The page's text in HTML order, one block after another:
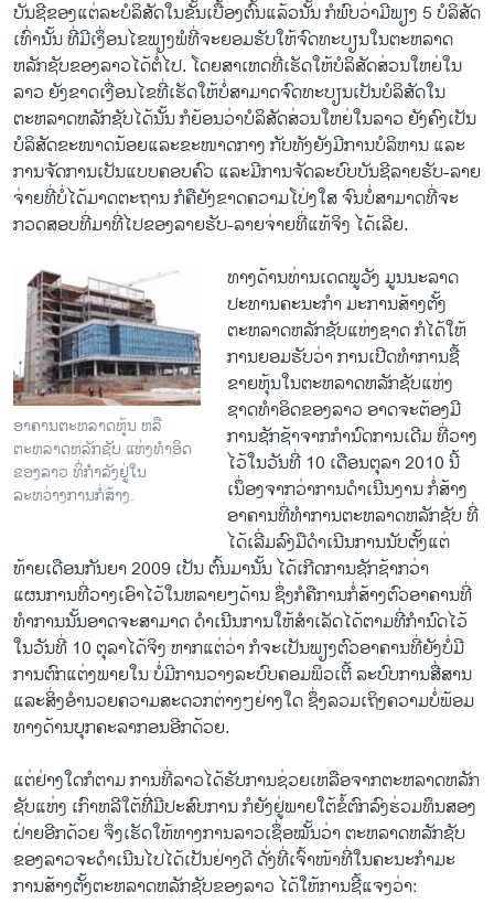
ບັນຊີ​ຂອງ​ແຕ່​ລະ​ບໍລິສັດ​ໃນ​ຂັ້ນ​ເບື້ອງ​ຕົ້ນແລ້ວ​ນັ້ນ ກໍ​ພົບ​ວ່າ​ມີ​ພຽງ 5 ບໍລິສັດ​
ເທົ່າ​ນັ້ນ ​ທີ່​ມີ​ເງຶ່​ອນ​ໄຂ​ພຽງພໍ​ທີ່​ຈະ​ຍອມຮັບ​ໃຫ້​ຈົດ​ທະບຽນ​ໃນ​ຕະຫລາດ​
ຫລັກ​ຊັບ​ຂອງ​ລາວ​ໄດ້​ຕໍ່​ໄປ. ​ໂດຍສາ​ເຫດ​ທີ່​ເຮັດ​ໃຫ້​ບໍລິສັດ​ສ່ວນ​ໃຫຍ່​ໃນ​
ລາວ ​ຍັງ​ຂາດ​ເງື່ອນ​ໄຂ​ທີ່​ເຮັດ​ໃຫ້​ບໍ່​ສາມາດ​ຈົດ​ທະບຽນ​ເປັນ​ບໍລິສັດ​ໃນ​
ຕະຫລາດ​ຫລັກ​ຊັບ​ໄດ້​ນັ້ນ ກໍ​ຍ້ອນ​ວ່າ​ບໍລິສັດ​ສ່ວນ​ໃຫຍ່​ໃນ​ລາວ​ ຍັງ​ຄົງ​ເປັນ​
ບໍລິສັດ​ຂະໜາດນ້ອຍແລະ​ຂະໜາດ​ກາງ ກັບ​ທັງ​ຍັງ​ມີ​ການ​ບໍ​ລິ​ຫານ ແລະ
ການ​ຈັດການ​ເປັນ​ແບບ​ຄອບຄົວ​ ແລະ​ມີ​ການຈັດ​ລະບົບບັນຊີ​ລາຍ​ຮັບ-ລາຍ​
ຈ່າຍ​ທີ່​ບໍ່​ໄດ້​ມາດຕະຖານ ກໍ​ຄື​ຍັງ​ຂາດ​ຄວາມ​ໂປ່​ງ​ໃສ​ ຈົນ​ບໍ່​ສາມາດ​ທີ່​ຈະ​
ກວດ​ສອບ​ທີ່ມາ​ທີ່​ໄປຂອງ​ລາຍ​ຮັບ-ລາຍ​ຈ່າຍ​ທີ່​ແທ້​ຈິງ​ ໄດ້​ເລີ​ຍ.
ອາຄານຕະຫລາດຫຸ້ນ ຫລື
ຕະຫລາດຫລັກຊັບ ແຫ່ງທຳອິດ
ຂອງລາວ ທິ່ກໍາລັງຢູ່ໃນ
ລະຫວ່າງການກໍ່ສ້າງ.
ທາງ​ດ້ານ​ທ່ານ​ເດດ​ພູ​ວັງ ມູນ​ນະລາດ
ປະທານ​ຄະນະ​ກໍາ ມະການ​ສ້າງ​ຕັ້ງ​
ຕະຫລາດ​ຫລັກ​ຊັບ​ແຫ່ງ​ຊາດ​ ກໍ​ໄດ້​ໃຫ້
ການ​ຍອມຮັບ​ວ່າ ການ​ເປີດ​ທໍາ​ການ​ຊື້​
ຂາຍ​ຫຸ້ນ​ໃນ​ຕະຫລາດ​ຫລັກ​ຊັບ​ແຫ່ງ​
ຊາດ​ທໍ​າອິດ​ຂອງ​ລາວ​ ອາດ​ຈະ​ຕ້ອງ​ມີ​
ການ​ຊັກ​ຊ້າ​ຈາກ​ກໍານົດ​ການ​ເດີມ​ ທີ່​ວາງ​
ໄວ້​ໃນ​ວັນ​ທີ່ 10 ​ເດືອນ​ຕຸລາ 2010 ນີ້ ​
ເນຶ່ອງຈາກ​ວ່າການ​ດໍາ​ເນີນ​ງານ ກໍ່ສ້າງ​
ອາຄານ​ທີ​່ທໍາ​ການ​ຕະຫລາດ​ຫລັກ​ຊັບ ທີ່​
ໄດ້​ເລີ່​ມລົງ​ມື​ດໍາ​ເນີນ​ການ​ນັບ​ຕັ້ງ​ແຕ່​
ທ້າຍ​ເດືອນ​ກັນຍາ 2009 ​ເປັນ ຕົ້ນ​ມາ​ນັ້ນ​ ໄດ້​ເກີດ​ການ​ຊັກ​ຊ້າ​ກວ່າ​
ແຜນການ​ທີ່ວາງ​ເອົາ​ໄວ້​ໃນ​ຫລາຍໆ​ດ້ານ ຊຶ່ງ​ກໍ​ຄື​ການ​ກໍ່ສ້າງ​ຕົວ​ອາຄານ​ທີ່​
ທໍາການ​ນັ້ນອາດ​ຈະ​ສາມາດ​ ດໍາ​ເນີນ​ການ​ໃຫ້​ສໍາ​ເລັດ​ໄດ້​ຕາມ​ທີ່​ກໍານົດ​ໄວ້​
ໃນ​ວັນ​ທີ່ 10 ຕຸລາ​ໄດ້​ຈິງ ຫາກ​ແຕ່​ວ່າ​ ກໍຈະ​ເປັນ​ພຽງ​ຕົວ​ອາຄານ​ທີ່​ຍັງ​ບໍ່​ມີ​
ການ​ຕົກ​ແຕ່ງ​ພາຍ​ໃນ ບໍ່​ມີ​ການວາງ​ລະບົບ​ຄອມ​ພິວ​ເຕີ້ ລະບົບ​ການ​ສື່ສານ ​
ແລະ​ສິ່ງ​ອໍານວຍ​ຄວາມ​ສະດວກ​ຕ່າງໆ​ຢ່າງ​ໃດ ຊຶ່ງ​ລວມ​ເຖິງ​ຄວາມ​ບໍ​່ພ້ອມ​
ທາງ​ດ້ານ​ບຸກຄະລາ​ກອນ​ອີກ​ດ້ວຍ.
ແຕ່​ຢ່າງ​ໃດ​ກໍ​ຕາມ ການ​ທີ່​ລາວ​ໄດ້​ຮັບ​ກາ​ນຊ່ວຍ​ເຫລືອ​ຈາກ​ຕະຫລາດ​ຫລັກ​
ຊັບ​ແຫ່ງ​ ເກົາຫລີ​ໃຕ້​ທີ່ີມີ​ປະສົບ​ການ​ ກໍ​ຍັງ​ຢູ່​ພາຍ​ໃຕ້​ຂໍ້​ຕົກລົງ​ຮ່ວມ​ທຶນ​ສອງ​
ຝ່າຍ​ອີກ​ດ້ວຍ ຈຶ່ງ​ເຮັດ​ໃຫ້​ທາງ​ການ​ລາວ​ເຊຶ່ອໝັ້ນ​ວ່າ​ ຕະຫລາດຫລັກ​ຊັບ​
ຂອງ​ລາວ​ຈະ​ດໍາ​ເນີນ​ໄປ​ໄດ້​ເປັນ​ຢ່າງ​ດີ ​ດັ່ງ​ທີ່​ເຈົ້າໜ້າ​ທີ່​ໃນ​ຄະນະ​ກໍາມະ
ການ​ສ້າງ​ຕັ້ງ​ຕະຫລາດ​ຫລັກ​ຊັບຂອງ​ລາວ ​ໄດ້​ໃຫ້ການ​ຊີ້​ແຈງ​ວ່າ: